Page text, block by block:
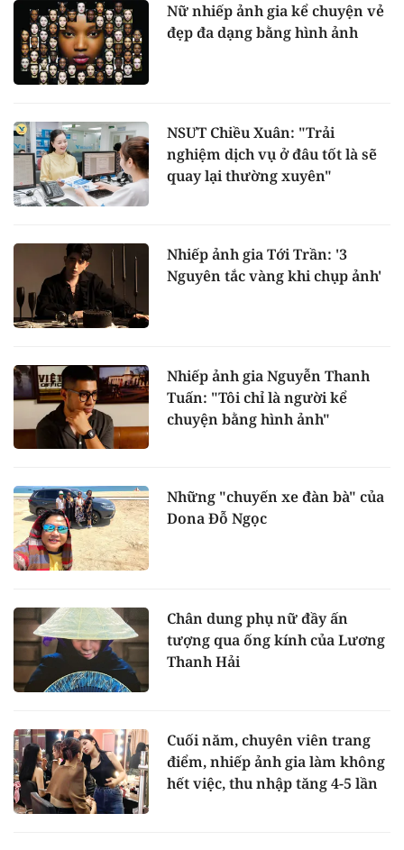
Nữ nhiếp ảnh gia kể chuyện vẻ
đẹp đa dạng bằng hình ảnh
NSƯT Chiều Xuân: "Trải
nghiệm dịch vụ ở đâu tốt là sẽ
quay lại thường xuyên"
Nhiếp ảnh gia Tới Trần: '3
Nguyên tắc vàng khi chụp ảnh'
Nhiếp ảnh gia Nguyễn Thanh
Tuấn: "Tôi chỉ là người kể
chuyện bằng hình ảnh"
Những "chuyến xe đàn bà" của
Dona Đỗ Ngọc
Chân dung phụ nữ đầy ấn
tượng qua ống kính của Lương
Thanh Hải
Cuối năm, chuyên viên trang
điểm, nhiếp ảnh gia làm không
hết việc, thu nhập tăng 4-5 lần